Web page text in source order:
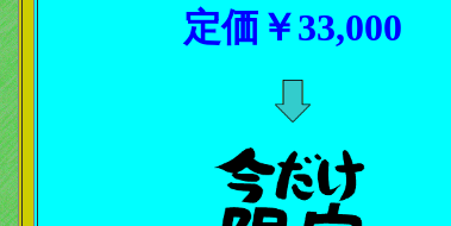
定価￥33,000